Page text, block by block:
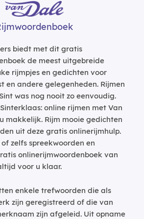
biedt met dit gratis
de meest uitgebreide
rijmpjes en gedichten voor
en andere gelegenheden. Rijmen
was nog nooit zo eenvoudig.
online rijmen met Van
makkelijk. Rijm mooie gedichten
uit deze gratis onlinerijmhulp.
zelfs spreekwoorden en
onlinerijmwoordenboek van
voor u klaar.
enkele trefwoorden die als
zijn geregistreerd of die van
zijn afgeleid. Uit opname